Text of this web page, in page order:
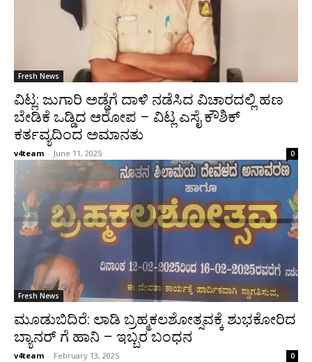
Fresh News
ವಿಟ್ಲ: ಜುಗಾರಿ ಅಡ್ಡೆಗೆ ದಾಳಿ ನಡೆಸಿದ ವಿಚಾರದಲ್ಲಿ ಹಣ
ಬೇಡಿಕೆ ಒಡ್ಡಿದ ಆರೋಪ – ವಿಟ್ಲ ಎಸೈ ಕೌಶಿಕ್
ಕರ್ತವ್ಯದಿಂದ ಅಮಾನತು
v4team - June 11, 2025 0
Fresh News
ಮೂಡುಬಿದಿರೆ: ಲಾಡಿ ಬ್ರಹ್ಮಕಲಶೋತ್ಸವಕ್ಕೆ ಶುಭಕೋರಿದ
ಬ್ಯಾನರ್ ಗೆ ಹಾನಿ – ಇಬ್ಬರ ಬಂಧನ
v4team - February 13, 2025 0